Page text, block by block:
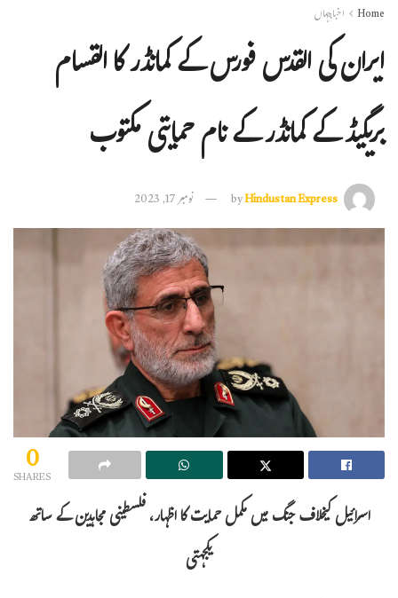
Home اخبارجہاں
ایران کی القدس فورس کے کمانڈر کا القسام
بریگیڈ کے کمانڈر کے نام حمایتی مکتوب
byHindustan Express نومبر 17, 2023
0
SHARES
اسرائیل کیخلاف جنگ میں مکمل حمایت کا اظہار، فلسطینی مجاہدین کے ساتھ
یکجہتی